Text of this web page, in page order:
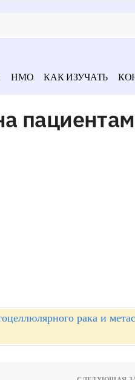
НМО КАК ИЗУЧАТЬ
рака и